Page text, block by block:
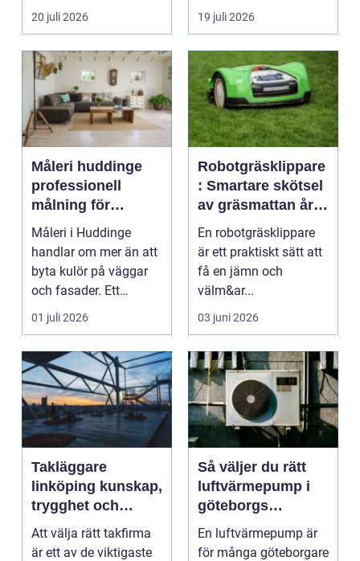
20 juli 2026
svårstädade
varianterna mång...
19 juli 2026
Måleri huddinge
professionell
målning för
hållbara resultat
Måleri i Huddinge
handlar om mer än att
byta kulör på väggar
och fasader. Ett
genomtänkt
måleriarbet...
01 juli 2026
Robotgräsklippare
: Smartare skötsel
av gräsmattan året
runt
En robotgräsklippare
är ett praktiskt sätt att
få en jämn och
välm&ar...
03 juni 2026
Takläggare
linköping kunskap,
trygghet och
hållbara tak
Att välja rätt takfirma
är ett av de viktigaste
Så väljer du rätt
luftvärmepump i
göteborgs
kustklimat
En luftvärmepump är
för många göteborgare